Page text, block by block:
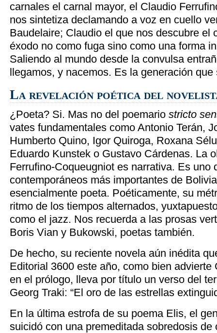
carnales el carnal mayor, el Claudio
nos sintetiza declamando a voz en cuello
Baudelaire; Claudio el que nos descubre el
éxodo no como fuga sino como una forma
Saliendo al mundo desde la convulsa
llegamos, y nacemos. Es la generación que
La revelación poética del
¿Poeta? Si. Mas no del poemario stricto
vates fundamentales como Antonio Terán,
Humberto Quino, Igor Quiroga, Roxana
Eduardo Kunstek o Gustavo Cárdenas. La
Ferrufino-Coqueugniot es narrativa. Es uno
contemporáneos más importantes de
esencialmente poeta. Poéticamente, su
ritmo de los tiempos alternados,
como el jazz. Nos recuerda a las prosas
Boris Vian y Bukowski, poetas también.
De hecho, su reciente novela aún inédita
Editorial 3600 este año, como bien advierte
en el prólogo, lleva por título un verso del
Georg Traki: “El oro de las estrellas
En la última estrofa de su poema Elis, el
suicidó con una premeditada sobredosis de